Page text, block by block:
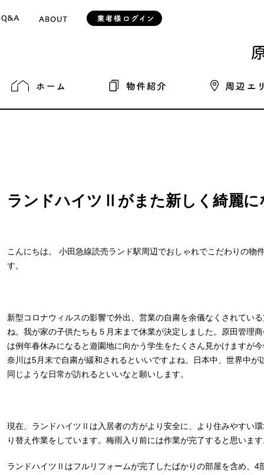
ランドハイツⅡがまた新しく綺麗に
こんにちは。 小田急線読売ランド駅周辺でおしゃれでこだわりの物
す。
新型コロナウィルスの影響で外出、営業の自粛を余儀なくされてい
ね。我が家の子供たちも５月末まで休業が決定しました。原田管理
は例年春休みになると遊園地に向かう学生をたくさん見かけますが
奈川は5月末で自粛が緩和されるといいですよね。日本中、世界中が
同じような日常が訪れるといいなと願いします。
現在、ランドハイツⅡは入居者の方がより安全に、より住みやすい
り替え作業をしています。梅雨入り前には作業が完了すると思いま
ランドハイツⅡはフルリフォームが完了したばかりの部屋を含め、4